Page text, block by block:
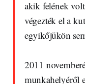
akik felének
végezték el a
egyikőjükön
2011
munkahelyéről